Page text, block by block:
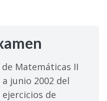
de Matemáticas II
junio 2002 del
ejercicios de